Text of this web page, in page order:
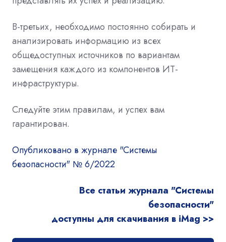
В-третьих, необходимо постоянно собирать и
анализировать информацию из всех
общедоступных источников по вариантам
замещения каждого из компонентов ИТ-
инфраструктуры.
Следуйте этим правилам, и успех вам
гарантирован.
Опубликовано в журнале "Системы
безопасности" № 6/2022
Все статьи журнала "Системы
безопасности"
доступны для скачивания в iMag >>